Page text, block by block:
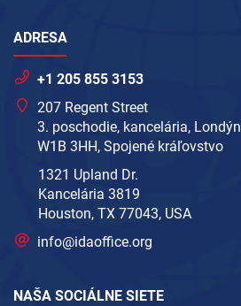
ADRESA
+1 205 855 3153
207 Regent Street
3. poschodie, kancelária, Londýn
W1B 3HH, Spojené kráľovstvo
1321 Upland Dr.
Kancelária 3819
Houston, TX 77043, USA
info@idaoffice.org
NAŠA SOCIÁLNE SIETE